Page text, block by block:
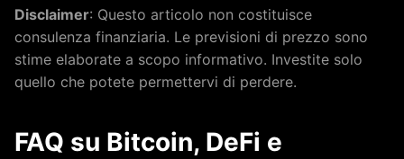
Disclaimer: Questo articolo non costituisce
consulenza finanziaria. Le previsioni di prezzo sono
stime elaborate a scopo informativo. Investite solo
quello che potete permettervi di perdere.
FAQ su Bitcoin, DeFi e